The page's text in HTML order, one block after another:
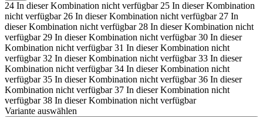
24 In dieser Kombination nicht verfügbar 25 In dieser Kombination
nicht verfügbar 26 In dieser Kombination nicht verfügbar 27 In
dieser Kombination nicht verfügbar 28 In dieser Kombination nicht
verfügbar 29 In dieser Kombination nicht verfügbar 30 In dieser
Kombination nicht verfügbar 31 In dieser Kombination nicht
verfügbar 32 In dieser Kombination nicht verfügbar 33 In dieser
Kombination nicht verfügbar 34 In dieser Kombination nicht
verfügbar 35 In dieser Kombination nicht verfügbar 36 In dieser
Kombination nicht verfügbar 37 In dieser Kombination nicht
verfügbar 38 In dieser Kombination nicht verfügbar
Variante auswählen